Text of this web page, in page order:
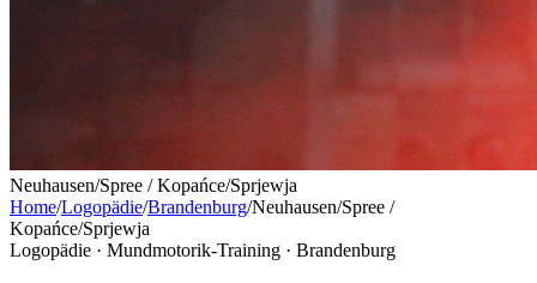
Neuhausen/Spree / Kopańce/Sprjewja
Home/Logopädie/Brandenburg/Neuhausen/Spree /
Kopańce/Sprjewja
Logopädie · Mundmotorik-Training · Brandenburg